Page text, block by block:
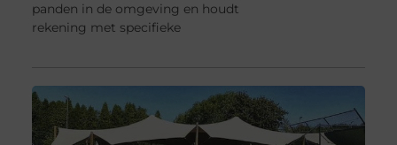
panden in de omgeving en houdt
rekening met specifieke